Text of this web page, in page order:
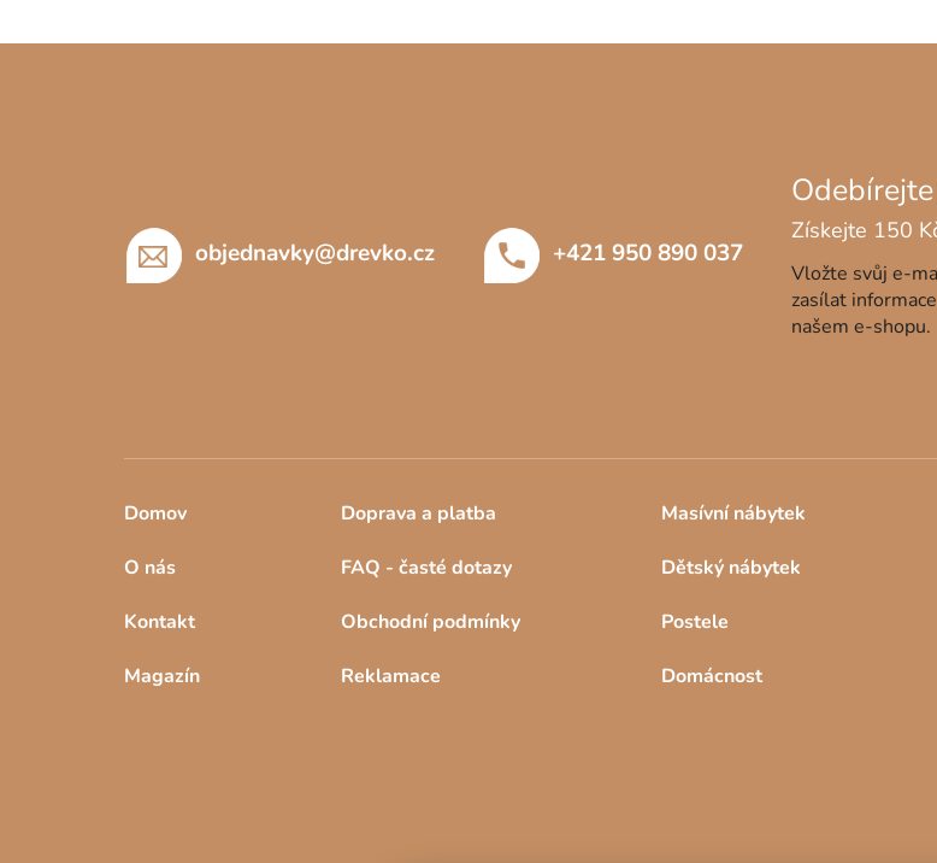
objednavky@drevko.cz +421 950 890 037
Vložte svůj e-
zasílat
našem e-shopu.
Domov
O nás
Kontakt
Magazín
Doprava a platba
FAQ - časté dotazy
Obchodní podmínky
Reklamace
Masívní nábytek
Dětský nábytek
Postele
Domácnost